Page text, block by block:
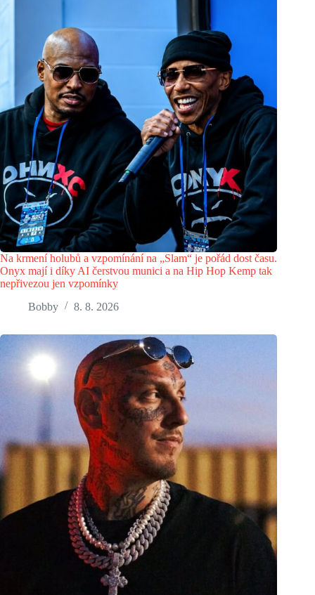
Na krmení holubů a vzpomínání na „Slam“ je pořád dost času.
Onyx mají i díky AI čerstvou munici a na Hip Hop Kemp tak
nepřivezou jen vzpomínky
Bobby
8. 8. 2026